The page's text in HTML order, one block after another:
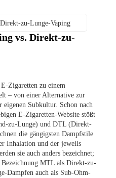
vs. Direkt-zu-
Zigaretten zu einem
– von einer Alternative zur
eigenen Subkultur. Schon nach
E-Zigaretten-Website stößt
zu-Lunge) und DTL (Direkt-
die gängigsten Dampfstile
Inhalation und der jeweils
sie auch anders bezeichnet;
MTL als Direkt-zu-
Dampfen auch als Sub-Ohm-